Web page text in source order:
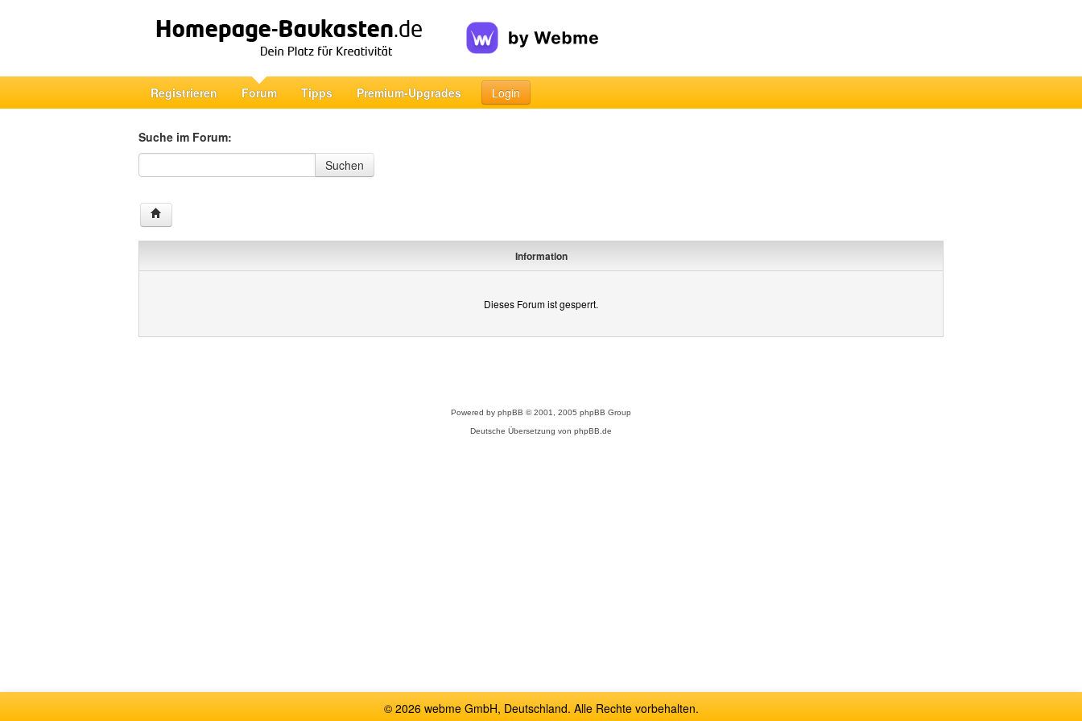
Registrieren Forum Tipps Premium-Upgrades Login
Suche im Forum:
Suche im Forum
Suchen
Information
Dieses Forum ist gesperrt.
Powered by phpBB © 2001, 2005 phpBB Group
Deutsche Übersetzung von phpBB.de
© 2026 webme GmbH, Deutschland. Alle Rechte vorbehalten.